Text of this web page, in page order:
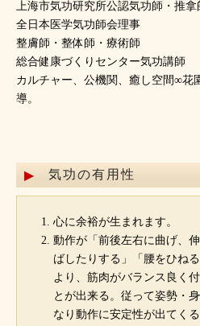
上海市気功研究所公認気功師・推拿
全日本医学気功師会理事
整膚師・整体師・療術師
総合健康づくりセンター気功講師
カルチャー、公機関、癒し空間∞花
導。
気功の有用性
心に余裕が生まれます。
動作が「前後左右に曲げ、
ばしたりする」「腰をひね
より、筋肉がバランス良く
とが出来る。従って姿勢・
なり動作に安定性が出てくる